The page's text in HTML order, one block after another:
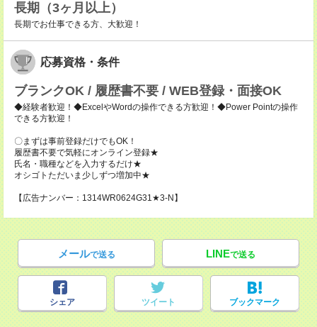
長期（3ヶ月以上）
長期でお仕事できる方、大歓迎！
応募資格・条件
ブランクOK / 履歴書不要 / WEB登録・面接OK
◆経験者歓迎！◆ExcelやWordの操作できる方歓迎！◆Power Pointの操作
できる方歓迎！
〇まずは事前登録だけでもOK！
履歴書不要で気軽にオンライン登録★
氏名・職種などを入力するだけ★
オシゴトただいま少しずつ増加中★
【広告ナンバー：1314WR0624G31★3-N】
メールで送る LINEで送る
シェア ツイート ブックマーク